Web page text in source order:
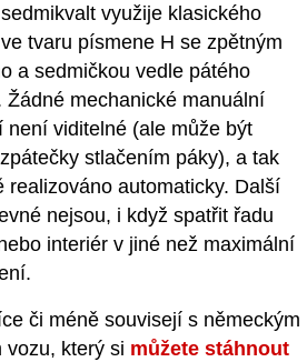
využije klasického
tvaru písmene H se zpětným
a sedmičkou vedle pátého
Žádné mechanické manuální
není viditelné (ale může být
stlačením páky), a tak
realizováno automaticky. Další
nejsou, i když spatřit řadu
interiér v jiné než maximální
či méně souvisejí s německým
vozu, který si můžete stáhnout